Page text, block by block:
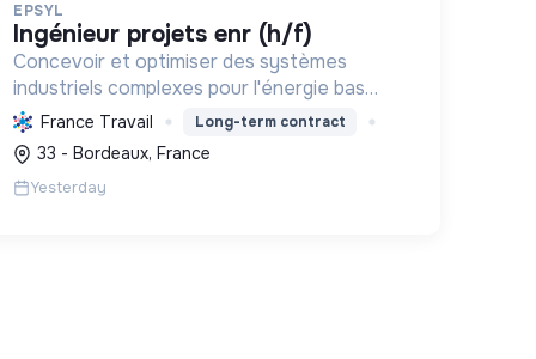
EPSYL
ingénieur projets enr (h/f)
Concevoir et optimiser des systèmes
industriels complexes pour l'énergie bas
carbone et la mobilité durable, en
s'appuyant sur l'innovation et une
démarche RSE.
France Travail Long-term contract
33 - Bordeaux, France
Yesterday